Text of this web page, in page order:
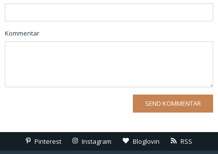
Kommentar
Pinterest Instagram Bloglovin RSS